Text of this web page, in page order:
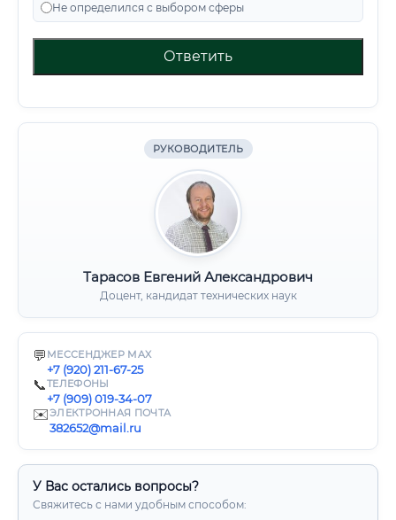
Не определился с выбором сферы
Ответить
РУКОВОДИТЕЛЬ
Тарасов Евгений Александрович
Доцент, кандидат технических наук
💬 МЕССЕНДЖЕР MAX
+7 (920) 211-67-25
📞ТЕЛЕФОНЫ
+7 (909) 019-34-07
✉️ЭЛЕКТРОННАЯ ПОЧТА
382652@mail.ru
У Вас остались вопросы?
Свяжитесь с нами удобным способом: